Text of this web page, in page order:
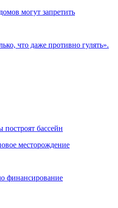
могут запретить
что даже противно гулять».
бассейн
месторождение
финансирование